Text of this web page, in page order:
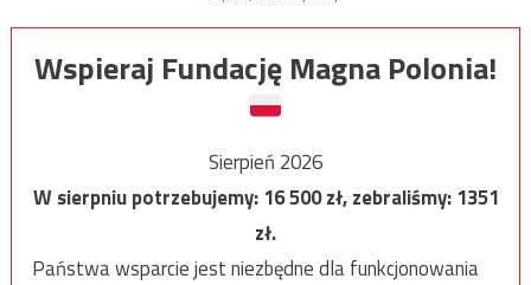
Wspieraj Fundację Magna Polonia!
Sierpień 2026
W sierpniu potrzebujemy:16 500zł, zebraliśmy:1351
zł.
Państwa wsparcie jest niezbędne dla funkcjonowania